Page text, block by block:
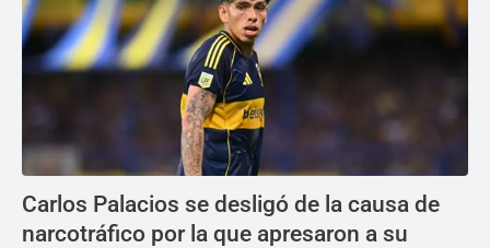
Carlos Palacios se desligó de la causa de
narcotráfico por la que apresaron a su